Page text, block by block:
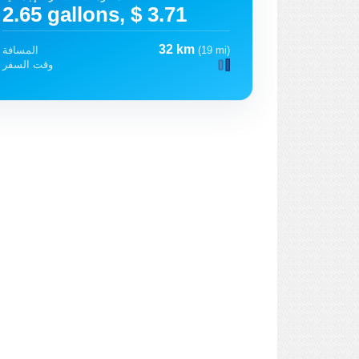
2.65 gallons, $ 3.71
المسافة 32 km (19 mi)
وقت السفر